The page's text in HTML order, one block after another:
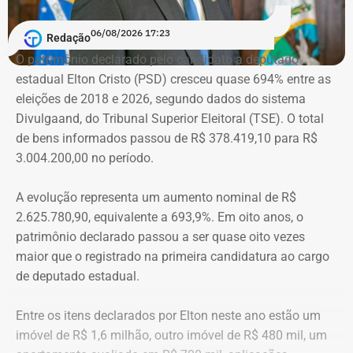
Em conversa com o TEMPO REAL RJ, Cristiane analisa o
que ainda falta às mulheres na hora de denunciar os
companheiros por violência doméstica.
“Creio que duas coisas ainda impedem as mulheres de
seguirem adiante nesta batalha. A vergonha e o medo.
Porque é necessário ter mais do que coragem para seguir
adiante no enfrentamento à violência doméstica. Pois
primeiro é o temor de continuar viva e estar ao lado do
agressor. E o outro é o que vai acontecer com ela depois
que a denúncia for feita. Afinal, há o receio que alguma
brecha legal permita que o agressor, de alguma forma,
fique impune”, comenta.
Passados oito anos após as agrssões se tornarem
públicas nacionalmente, Cristiane cita qual o principal
Redação06/08/2026 17:23
O patrimônio declarado pelo candidato a deputado
estadual Elton Cristo (PSD) cresceu quase 694% entre as
eleições de 2018 e 2026, segundo dados do sistema
Divulgaand, do Tribunal Superior Eleitoral (TSE). O total
de bens informados passou de R$ 378.419,10 para R$
3.004.200,00 no período.
A evolução representa um aumento nominal de R$
2.625.780,90, equivalente a 693,9%. Em oito anos, o
patrimônio declarado passou a ser quase oito vezes
maior que o registrado na primeira candidatura ao cargo
de deputado estadual.
Entre os itens declarados por Elton neste ano estão um
imóvel de R$ 1,6 milhão, outro imóvel de R$ 480 mil, um